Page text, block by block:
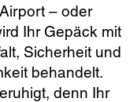
– oder
Ihr Gepäck mit
Sicherheit und
behandelt.
denn Ihr